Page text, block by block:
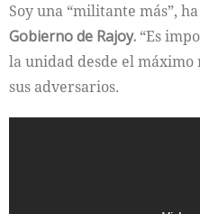
Soy una “militante más”,
Gobierno de Rajoy. “Es
la unidad desde el máximo
sus adversarios.